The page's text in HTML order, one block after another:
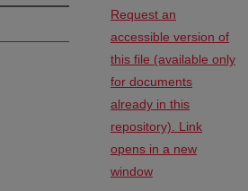
Request an
accessible version of
this file (available only
for documents
already in this
repository). Link
opens in a new
window